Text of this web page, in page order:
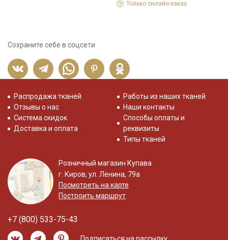
Только онлайн-заказ
Сохраните себе в соцсети
Распродажа тканей
Отзывы о нас
Система скидок
Доставка и оплата
Работы из наших тканей
Наши контакты
Способы оплаты и
реквизиты
Типы тканей
Розничный магазин Купава
г. Киров, ул. Ленина, 79а
Посмотреть на карте
Построить маршрут
+7 (800) 533-75-43
Подписаться на рассылку